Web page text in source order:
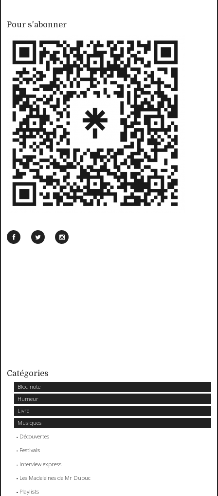
Pour s'abonner
Catégories
Bloc-note
Humeur
Livre
Musiques
Découvertes
Festivals
Interview express
Les Madeleines de Mr Dubuc
Playlists